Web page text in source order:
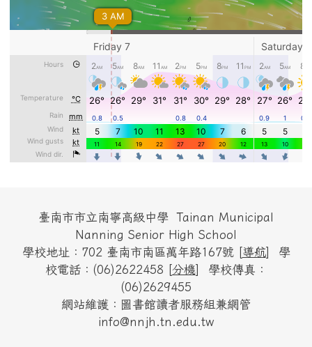
頁尾區域內容
臺南市市立南寧高級中學 Tainan Municipal
Nanning Senior High School
學校地址：702 臺南市南區萬年路167號 [導航] 學
校電話：(06)2622458 [分機] 學校傳真：
(06)2629455
網站維護：圖書館讀者服務組兼網管
info@nnjh.tn.edu.tw